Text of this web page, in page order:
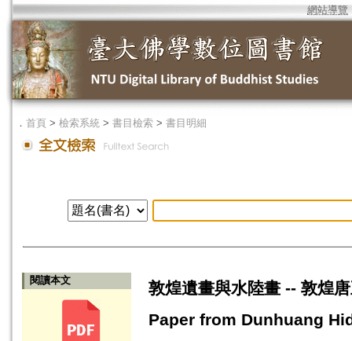
網站導覽
． 首頁 > 檢索系統 > 書目檢索 > 書目明細
閱讀本文
敦煌遺畫與水陸畫 -- 敦煌
Paper from Dunhuang